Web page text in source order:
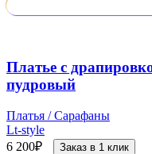
Платье с
пудровый
Платья / Сарафаны
Lt-style
6 200₽ Заказ в 1 клик